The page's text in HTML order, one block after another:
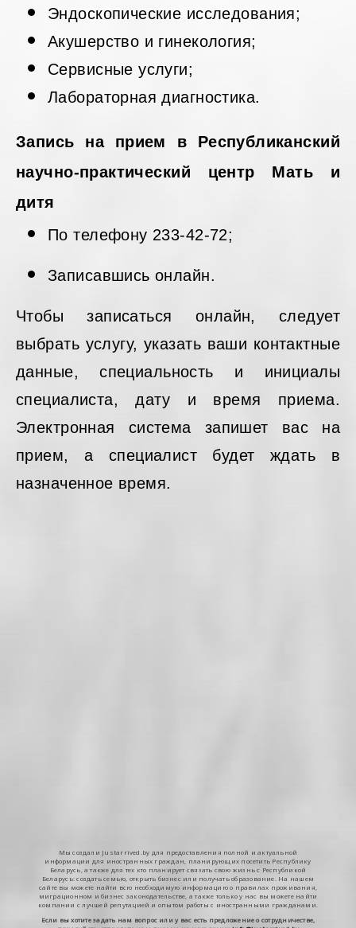
Эндоскопические исследования;
Акушерство и гинекология;
Сервисные услуги;
Лабораторная диагностика.
Запись на прием в Республиканский
научно-практический центр Мать и
дитя
По телефону 233-42-72;
Записавшись онлайн.
Чтобы записаться онлайн, следует
выбрать услугу, указать ваши контактные
данные, специальность и инициалы
специалиста, дату и время приема.
Электронная система запишет вас на
прием, а специалист будет ждать в
назначенное время.
Мы создали Justarrived.by для предоставления полной и актуальной
информации для иностранных граждан, планирующих посетить Республику
Беларусь, а также для тех кто планирует связать свою жизнь с Республикой
Беларусь: создать семью, открыть бизнес или получать образование. На нашем
сайте вы можете найти всю необходимую информацию о правилах проживания,
миграционном и бизнес законодательстве, а также только у нас вы можете найти
компании с лучшей репутацией и опытом работы с иностранными гражданами.
Если вы хотите задать нам вопрос или у вас есть предложение о сотрудничестве,